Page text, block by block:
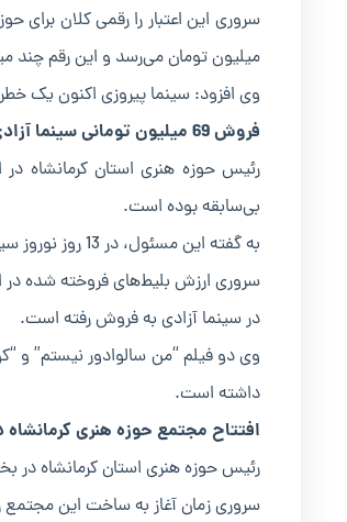
میلیون تومان می‌رسد و این رقم چند
وی افزود: سینما پیروزی اکنون یک
فروش 69 میلیون تومانی سینما آزادی کرمانشاه در ایام نوروز
رئیس حوزه هنری استان کرمانشاه در
بی‌سابقه بوده است.
به گفته این مسئول، در 13 روز نوروز سینما آزادی با دو فیلم در چهار سانس حدود هفت برابر نوروز سال گذشته فروش داشته است.
در سینما آزادی به فروش رفته است.
وی دو فیلم “من سالوادور نیستم” و
داشته است.
افتتاح مجتمع حوزه هنری کرمانشاه
رئیس حوزه هنری استان کرمانشاه در
سروری زمان آغاز به ساخت این مجتمع را سال 92 اعلام کرد و افزود: این مجتمع ماه آینده به